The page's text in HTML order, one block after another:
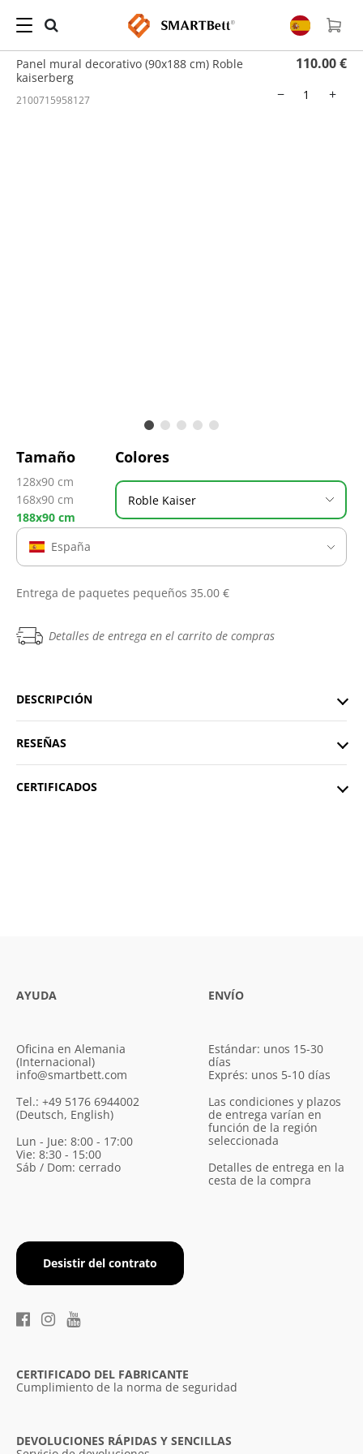
Hogar Panel de pared / Panel mural decorativo (90x188 cm) Roble kaiserberg
Panel mural decorativo (90x188 cm) Roble
kaiserberg
110.00 €
−
+
2100715958127
Tamaño
128x90 cm
168x90 cm
188x90 cm
Colores
Roble Kaiser
España
Entrega de paquetes pequeños 35.00 €
Detalles de entrega en el carrito de compras
DESCRIPCIÓN
RESEÑAS
CERTIFICADOS
AYUDA
Oficina en Alemania
(Internacional)
info@smartbett.com
Tel.: +49 5176 6944002
(Deutsch, English)
Lun - Jue: 8:00 - 17:00
Vie: 8:30 - 15:00
Sáb / Dom: cerrado
Desistir del contrato
ENVÍO
Estándar: unos 15-30
días
Exprés: unos 5-10 días
Las condiciones y plazos
de entrega varían en
función de la región
seleccionada
Detalles de entrega en la
cesta de la compra
CERTIFICADO DEL FABRICANTE
Cumplimiento de la norma de seguridad
DEVOLUCIONES RÁPIDAS Y SENCILLAS